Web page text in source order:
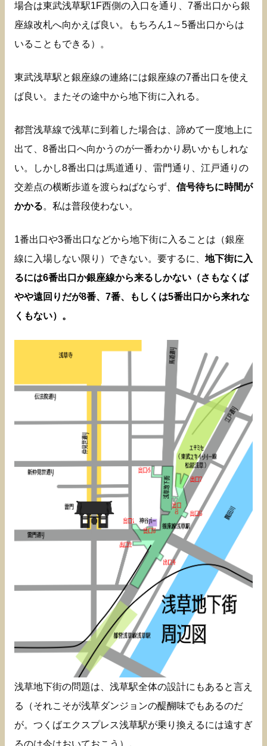
場合は東武浅草駅1F西側の入口を通り、7番出口から銀
座線改札へ向かえば良い。もちろん1～5番出口からは
いることもできる）。
東武浅草駅と銀座線の連絡には銀座線の7番出口を使え
ば良い。またその途中から地下街に入れる。
都営浅草線で浅草に到着した場合は、諦めて一度地上に
出て、8番出口へ向かうのが一番わかり易いかもしれな
い。しかし8番出口は馬道通り、雷門通り、江戸通りの
交差点の横断歩道を渡らねばならず、 信号待ちに時間が
かかる。私は普段使わない。
1番出口や3番出口などから地下街に入ることは（銀座
線に入場しない限り）できない。要するに、 地下街に入
るには6番出口か銀座線から来るしかない（さもなくば
やや遠回りだが8番、7番、もしくは5番出口から来れな
くもない）。
浅草地下街の問題は、浅草駅全体の設計にもあると言え
る（それこそが浅草ダンジョンの醍醐味でもあるのだ
が。つくばエクスプレス浅草駅が乗り換えるには遠すぎ